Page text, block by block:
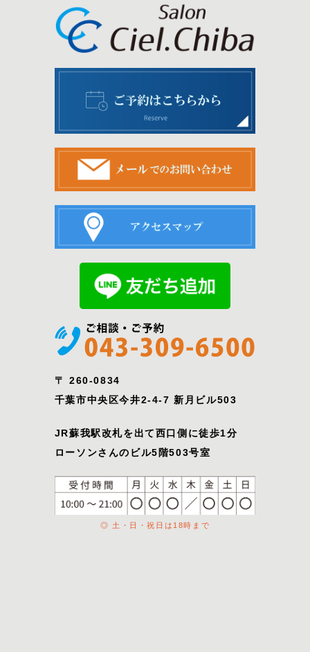
〒 260-0834
千葉市中央区今井2-4-7 新月ビル503
JR蘇我駅改札を出て西口側に徒歩1分
ローソンさんのビル5階503号室
◎ 土・日・祝日は18時まで